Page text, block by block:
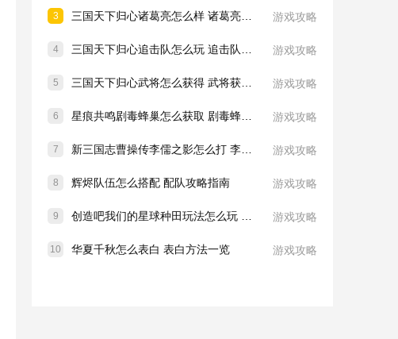
3 游戏攻略
4 游戏攻略
5 游戏攻略
6 游戏攻略
7 游戏攻略
8 辉烬队伍怎么搭配 配队攻略指南 游戏攻略
9 游戏攻略
10 华夏千秋怎么表白 表白方法一览 游戏攻略